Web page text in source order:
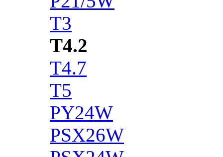
T3
T4.2
T4.7
T5
PY24W
PSX26W